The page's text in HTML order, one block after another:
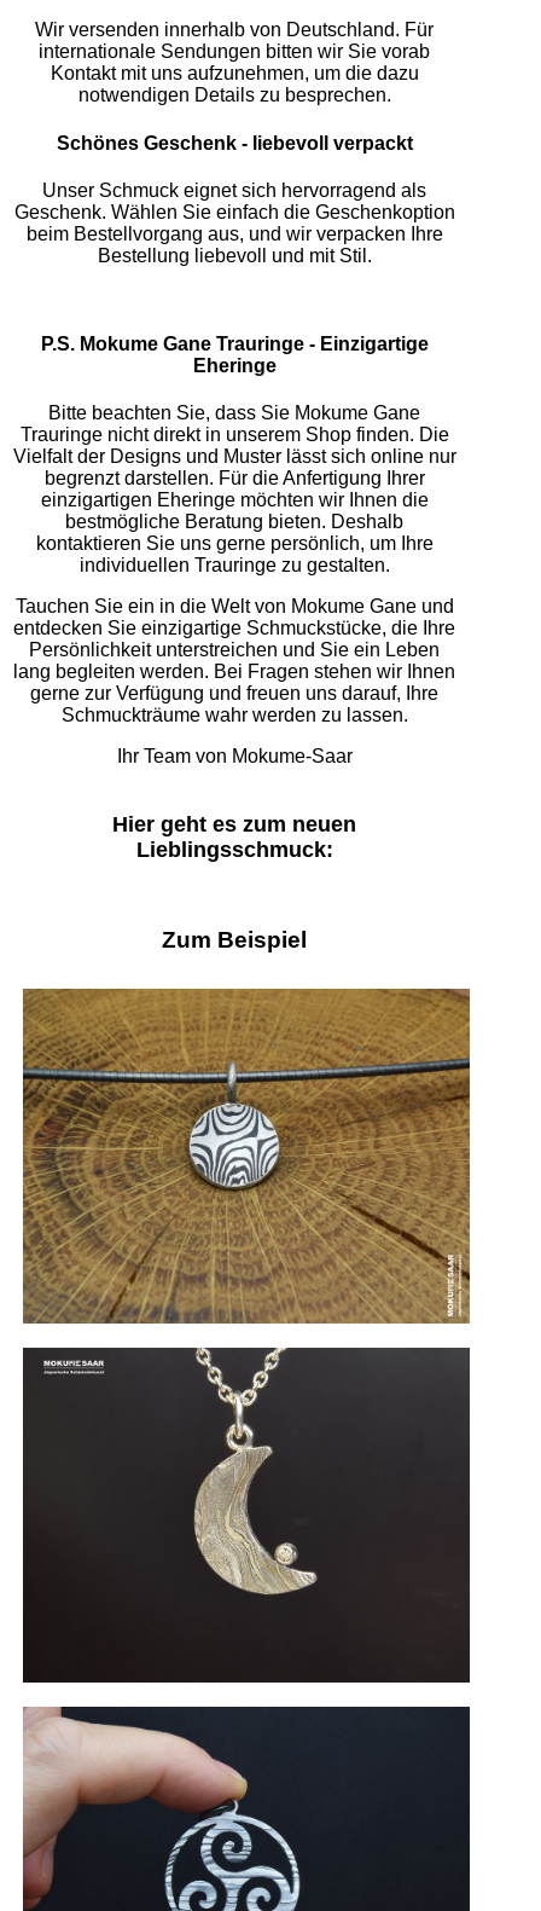
Wir versenden innerhalb von Deutschland. Für
internationale Sendungen bitten wir Sie vorab
Kontakt mit uns aufzunehmen, um die dazu
notwendigen Details zu besprechen.
Schönes Geschenk - liebevoll verpackt
Unser Schmuck eignet sich hervorragend als
Geschenk. Wählen Sie einfach die Geschenkoption
beim Bestellvorgang aus, und wir verpacken Ihre
Bestellung liebevoll und mit Stil.
P.S. Mokume Gane Trauringe - Einzigartige
Eheringe
Bitte beachten Sie, dass Sie Mokume Gane
Trauringe nicht direkt in unserem Shop finden. Die
Vielfalt der Designs und Muster lässt sich online nur
begrenzt darstellen. Für die Anfertigung Ihrer
einzigartigen Eheringe möchten wir Ihnen die
bestmögliche Beratung bieten. Deshalb
kontaktieren Sie uns gerne persönlich, um Ihre
individuellen Trauringe zu gestalten.
Tauchen Sie ein in die Welt von Mokume Gane und
entdecken Sie einzigartige Schmuckstücke, die Ihre
Persönlichkeit unterstreichen und Sie ein Leben
lang begleiten werden. Bei Fragen stehen wir Ihnen
gerne zur Verfügung und freuen uns darauf, Ihre
Schmuckträume wahr werden zu lassen.
Ihr Team von Mokume-Saar
Hier geht es zum neuen
Lieblingsschmuck:
Zum Beispiel